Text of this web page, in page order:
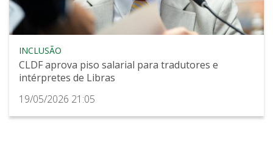
INCLUSÃO
CLDF aprova piso salarial para tradutores e
intérpretes de Libras
19/05/2026 21:05